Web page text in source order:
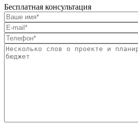
Бесплатная консультация